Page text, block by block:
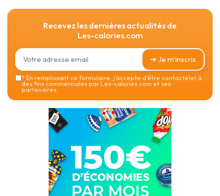
Recevez les dernières actualités de
Les-calories.com
➔ Je m'inscris
*En remplissant ce formulaire, j’accepte d’être contacté(e) à
des fins commerciales par Les-calories.com et ses
partenaires.